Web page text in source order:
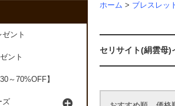
ホーム > ブレスレッ
セリサイト(絹雲母)
ント
ント
～70%OFF】
ズ